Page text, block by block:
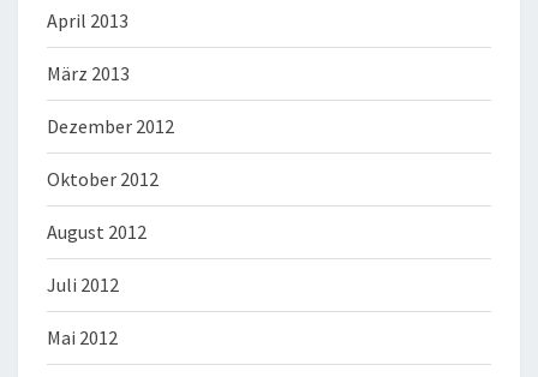
April 2013
März 2013
Dezember 2012
Oktober 2012
August 2012
Juli 2012
Mai 2012